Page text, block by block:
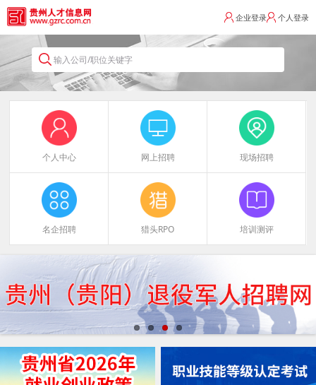
个人登录
企业登录
输入公司/职位关键字
个人中心 网上招聘 现场招聘
名企招聘 猎头RPO 培训测评